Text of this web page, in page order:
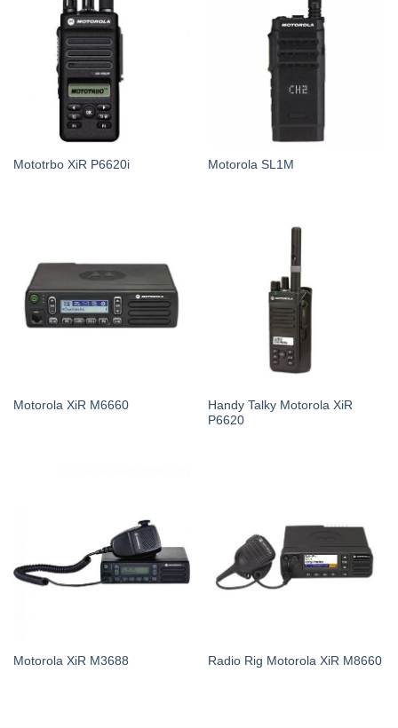
Mototrbo XiR P6620i Motorola SL1M
Motorola XiR M6660
Handy Talky Motorola XiR
P6620
Motorola XiR M3688 Radio Rig Motorola XiR M8660